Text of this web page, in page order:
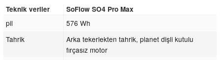
Teknik veriler SoFlow SO4 Pro Max
pil
576 Wh
Tahrik
Arka tekerlekten tahrik, planet dişli kutulu
fırçasız motor